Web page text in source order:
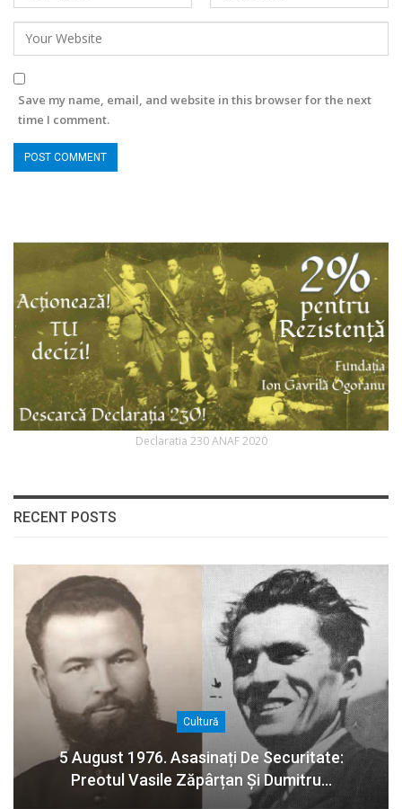
Save my name, email, and website in this browser for the next
time I comment.
Declaratia 230 ANAF 2020
RECENT POSTS
Cultură
5 August 1976. Asasinați De Securitate:
Preotul Vasile Zăpârțan Și Dumitru…